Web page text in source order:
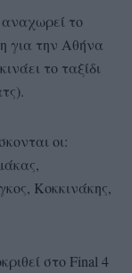
το
για την Αθήνα
το ταξίδι
οι:
Κοκκινάκης,
στο Final 4